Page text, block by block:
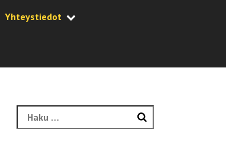
Yhteystiedot
Haku: